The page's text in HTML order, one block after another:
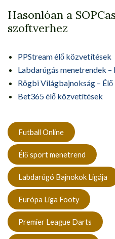
Hasonlóan a
szoftverhez
PPStream élő közvetítések
Labdarúgás menetrendek
Rögbi Világbajnokság –
Bet365 élő közvetítések
Futball Online
Élő sport menetrend
Labdarúgó Bajnokok Ligája
Európa Liga Footy
Premier League Darts